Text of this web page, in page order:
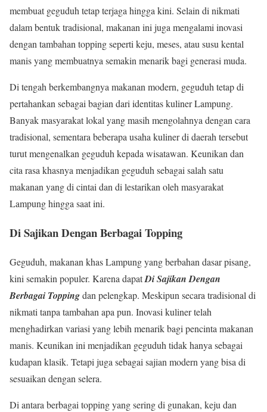
membuat geguduh tetap terjaga hingga kini. Selain di nikmati
dalam bentuk tradisional, makanan ini juga mengalami inovasi
dengan tambahan topping seperti keju, meses, atau susu kental
manis yang membuatnya semakin menarik bagi generasi muda.
Di tengah berkembangnya makanan modern, geguduh tetap di
pertahankan sebagai bagian dari identitas kuliner Lampung.
Banyak masyarakat lokal yang masih mengolahnya dengan cara
tradisional, sementara beberapa usaha kuliner di daerah tersebut
turut mengenalkan geguduh kepada wisatawan. Keunikan dan
cita rasa khasnya menjadikan geguduh sebagai salah satu
makanan yang di cintai dan di lestarikan oleh masyarakat
Lampung hingga saat ini.
Di Sajikan Dengan Berbagai Topping
Geguduh, makanan khas Lampung yang berbahan dasar pisang,
kini semakin populer. Karena dapatDi Sajikan Dengan
Berbagai Toppingdan pelengkap. Meskipun secara tradisional di
nikmati tanpa tambahan apa pun. Inovasi kuliner telah
menghadirkan variasi yang lebih menarik bagi pencinta makanan
manis. Keunikan ini menjadikan geguduh tidak hanya sebagai
kudapan klasik. Tetapi juga sebagai sajian modern yang bisa di
sesuaikan dengan selera.
Di antara berbagai topping yang sering di gunakan, keju dan